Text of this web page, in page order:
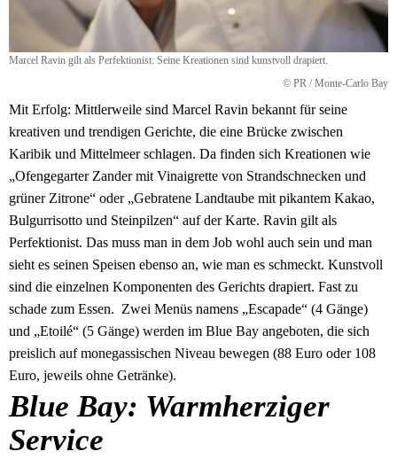
Marcel Ravin gilt als Perfektionist: Seine Kreationen sind kunstvoll drapiert.
© PR / Monte-Carlo Bay
Mit Erfolg: Mittlerweile sind Marcel Ravin bekannt für seine
kreativen und trendigen Gerichte, die eine Brücke zwischen
Karibik und Mittelmeer schlagen. Da finden sich Kreationen wie
„Ofengegarter Zander mit Vinaigrette von Strandschnecken und
grüner Zitrone“ oder „Gebratene Landtaube mit pikantem Kakao,
Bulgurrisotto und Steinpilzen“ auf der Karte. Ravin gilt als
Perfektionist. Das muss man in dem Job wohl auch sein und man
sieht es seinen Speisen ebenso an, wie man es schmeckt. Kunstvoll
sind die einzelnen Komponenten des Gerichts drapiert. Fast zu
schade zum Essen. Zwei Menüs namens „Escapade“ (4 Gänge)
und „Etoilé“ (5 Gänge) werden im Blue Bay angeboten, die sich
preislich auf monegassischen Niveau bewegen (88 Euro oder 108
Euro, jeweils ohne Getränke).
Blue Bay: Warmherziger
Service